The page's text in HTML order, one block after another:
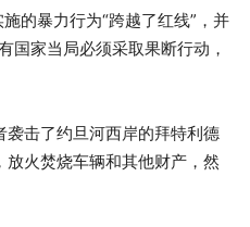
的暴力行为“跨越了红线”，并
国家当局必须采取果断行动，
击了约旦河西岸的拜特利德
火焚烧车辆和其他财产，然